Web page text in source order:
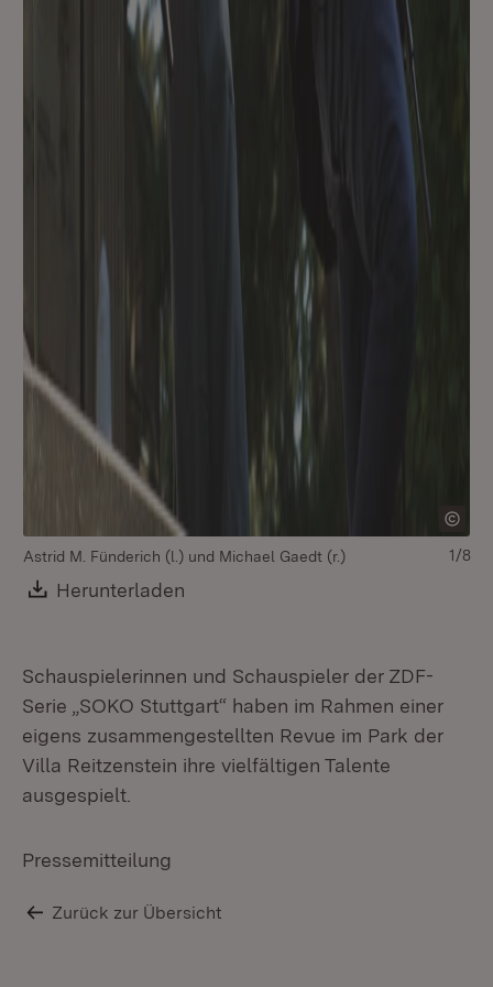
Astrid M. Fünderich (l.) und Michael Gaedt (r.)
Download:
Herunterladen
1/8
Schauspielerinnen und Schauspieler der ZDF-
Serie „SOKO Stuttgart“ haben im Rahmen einer
eigens zusammengestellten Revue im Park der
Villa Reitzenstein ihre vielfältigen Talente
ausgespielt.
Pressemitteilung
Zurück zur Übersicht